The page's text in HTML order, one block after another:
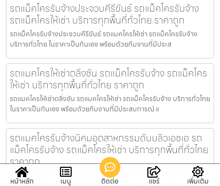
รถแม็คโครรับจ้างประจวบคีรีขันธ์ รถแม็คโครรับจ้าง
รถแม็คโครให้เช่า บริการทุกพื้นที่ทั่วไทย ราคาถูก
รถแม็คโครรับจ้างประจวบคีรีขันธ์ รถแมคโครให้เช่า รถแม็คโครรับจ้าง
บริการทั่วไทย ในราคาเป็นกันเอง พร้อมด้วยทีมงานที่มีประส
รถแมคโครให้เช่าตลิ่งชัน รถแม็คโครรับจ้าง รถแม็คโคร
ให้เช่า บริการทุกพื้นที่ทั่วไทย ราคาถูก
รถแมคโครให้เช่าตลิ่งชัน รถแมคโครให้เช่า รถแม็คโครรับจ้าง บริการทั่วไทย
ในราคาเป็นกันเอง พร้อมด้วยทีมงานที่มีประสบการณ์ แ
รถแมคโครรับจ้างนิคมอุตสาหกรรมดับบลิวเอชเอ รถ
แม็คโครรับจ้าง รถแม็คโครให้เช่า บริการทุกพื้นที่ทั่วไทย
ราคาถูก
รถแมคโครรับจ้างนิคมอุตสาหกรรมดับบลิวเอชเอ รถแมคโครให้เช่า รถ
หน้าหลัก เมนู ติดต่อ แชร์ เพิ่มเติม